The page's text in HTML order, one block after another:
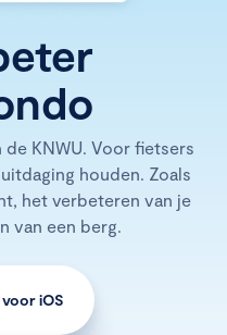
KNWU. Voor fietsers
houden. Zoals
het verbeteren van je
van een berg.
iOS